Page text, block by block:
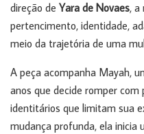
direção de Yara de Novaes, a
pertencimento, identidade,
meio da trajetória de uma
A peça acompanha Mayah,
anos que decide romper com
identitários que limitam sua
mudança profunda, ela inicia